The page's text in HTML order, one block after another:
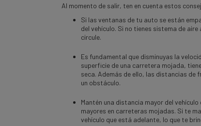
Al momento de salir, ten en cuenta estos
Si las ventanas de tu auto se están
del vehículo. Si no tienes sistema de
circule.
Es fundamental que disminuyas la
superficie de una carretera mojada,
seca. Además de ello, las distancias de
un obstáculo.
Mantén una distancia mayor del
mayores en carreteras mojadas. Si te
vehículo que está adelante, lo que te